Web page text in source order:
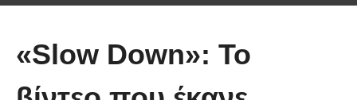
«Slow Down»: Το